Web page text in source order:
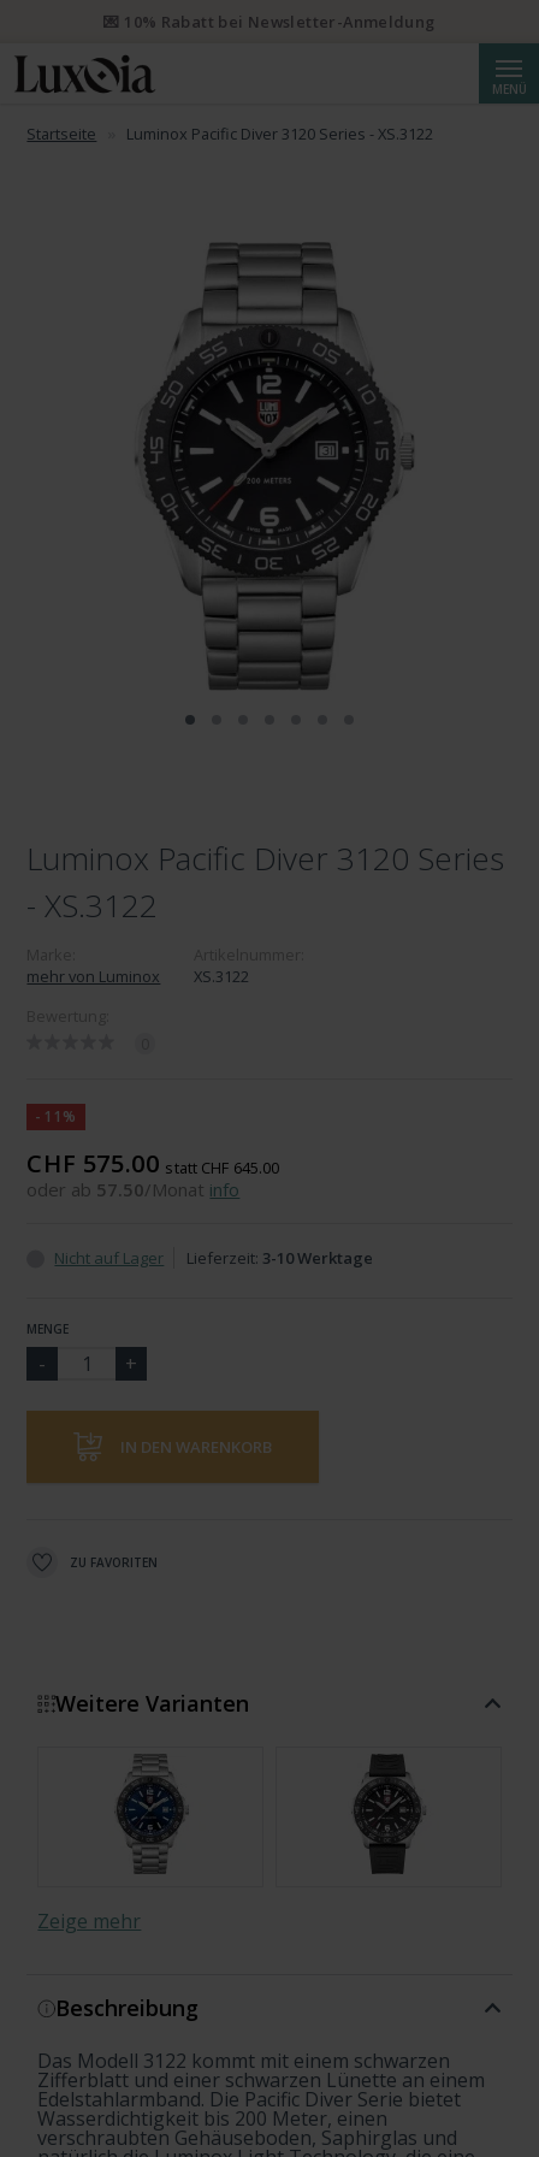
MENÜ
Startseite Luminox Pacific Diver 3120 Series - XS.3122
Luminox Pacific Diver 3120 Series
- XS.3122
mehr von Luminox
XS.3122
-11%
CHF 575.00 statt CHF 645.00
oder ab 57.50/Monat info
Nicht auf Lager Lieferzeit: 3-10 Werktage
MENGE
IN DEN WARENKORB
ZU FAVORITEN
Weitere Varianten
Zeige mehr
Beschreibung
Das Modell 3122 kommt mit einem schwarzen
Zifferblatt und einer schwarzen Lünette an einem
Edelstahlarmband. Die Pacific Diver Serie bietet
Wasserdichtigkeit bis 200 Meter, einen
verschraubten Gehäuseboden, Saphirglas und
📦 Priority Versand ab CHF 50 kostenlos. Eingeschriebener Priority
Versand ab CHF 250.